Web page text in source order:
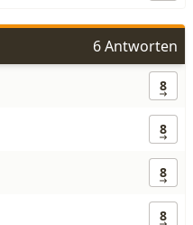
6 Antworten
8
8
8
8